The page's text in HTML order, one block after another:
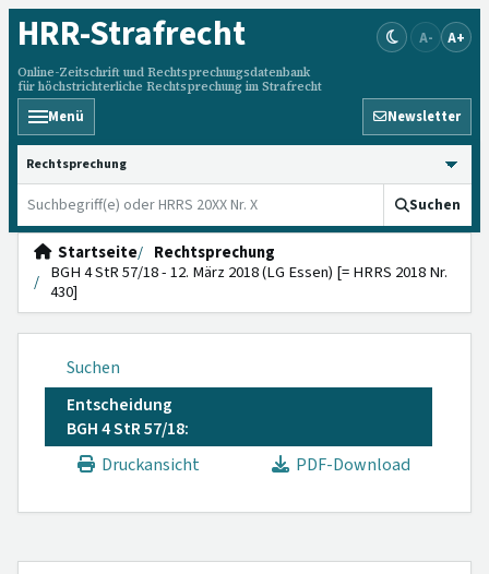
HRR-Strafrecht
Online-Zeitschrift und Rechtsprechungsdatenbank
für höchstrichterliche Rechtsprechung im Strafrecht
A- A+
Menü Newsletter
HRRS durchsuchen
Suchen
Startseite
Rechtsprechung
BGH 4 StR 57/18 - 12. März 2018 (LG Essen) [= HRRS 2018 Nr.
430]
Suchen
Entscheidung
BGH 4 StR 57/18:
Druckansicht
PDF-Download